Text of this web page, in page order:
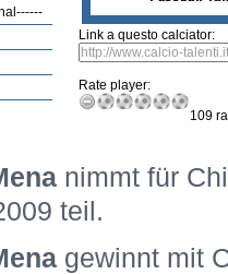
Link a questo calciator:
Rate player:
109
nimmt für
teil.
gewinnt mit